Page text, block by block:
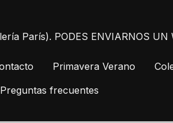
París). PODES ENVIARNOS
Primavera Verano
Preguntas frecuentes